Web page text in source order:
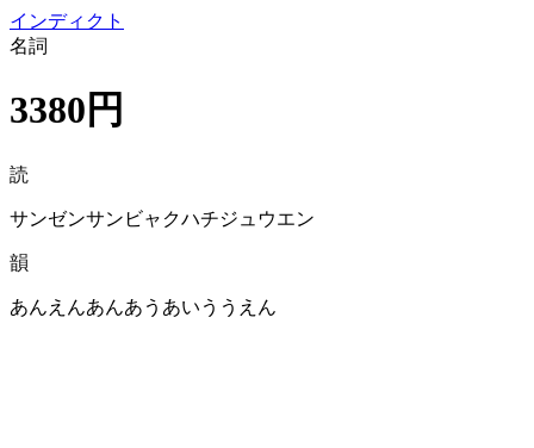
インディクト
名詞
3380円
読
サンゼンサンビャクハチジュウエン
韻
あんえんあんあうあいううえん